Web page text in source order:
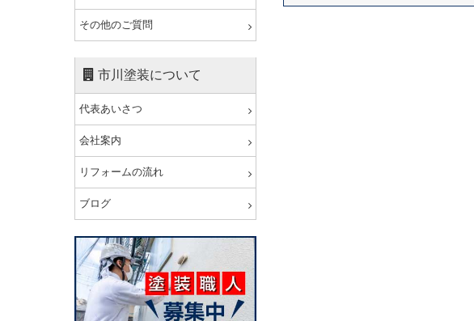
その他のご質問
市川塗装について
代表あいさつ
会社案内
リフォームの流れ
ブログ